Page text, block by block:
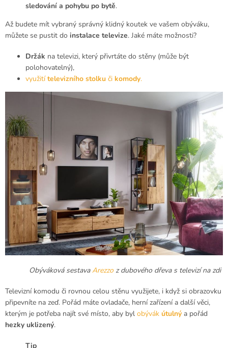
sledování a pohybu po bytě.
Až budete mít vybraný správný klidný koutek ve vašem obýváku,
můžete se pustit do instalace televize. Jaké máte možnosti?
Držák na televizi, který přivrtáte do stěny (může být
polohovatelný),
využitítelevizního stolku či komody.
Obýváková sestavaArezzoz dubového dřeva s televizí na zdi
Televizní komodu či rovnou celou stěnu využijete, i když si obrazovku
připevníte na zeď. Pořád máte ovladače, herní zařízení a další věci,
kterým je potřeba najít své místo, aby byl obývák útulný a pořád
hezky uklizený.
Tip